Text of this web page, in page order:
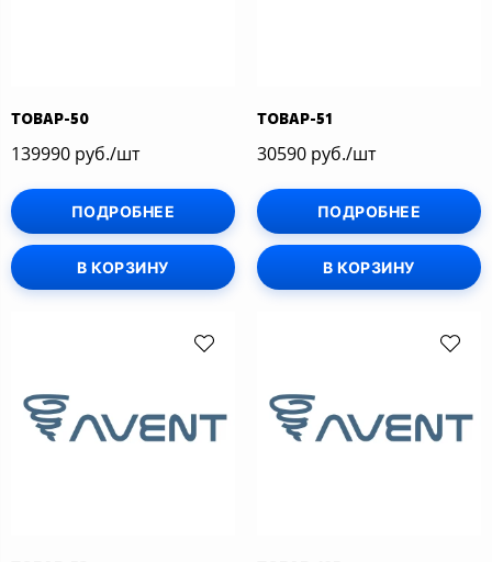
ТОВАР-50
139990 руб./шт
ПОДРОБНЕЕ
В КОРЗИНУ
ТОВАР-51
30590 руб./шт
ПОДРОБНЕЕ
В КОРЗИНУ